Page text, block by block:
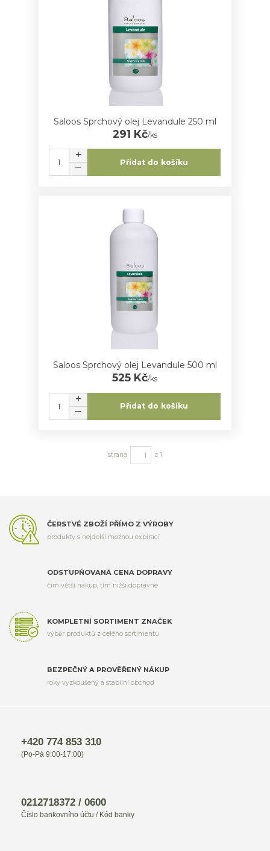
Saloos Sprchový olej Levandule 250 ml
291 Kč/ks
Přidat do košíku
Saloos Sprchový olej Levandule 500 ml
525 Kč/ks
Přidat do košíku
strana z 1
ČERSTVÉ ZBOŽÍ PŘÍMO Z VÝROBY
produkty s nejdelší možnou expirací
ODSTUPŇOVANÁ CENA DOPRAVY
čím větší nákup, tím nižší dopravné
KOMPLETNÍ SORTIMENT ZNAČEK
výběr produktů z celého sortimentu
BEZPEČNÝ A PROVĚŘENÝ NÁKUP
roky vyzkoušený a stabilní obchod
+420 774 853 310
(Po-Pá 9:00-17:00)
0212718372 / 0600
Číslo bankovního účtu / Kód banky